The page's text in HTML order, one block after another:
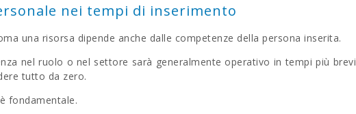
nei tempi di inserimento
una risorsa dipende anche dalle competenze della persona inserita.
nel ruolo o nel settore sarà generalmente operativo in tempi più brevi
tutto da zero.
fondamentale.